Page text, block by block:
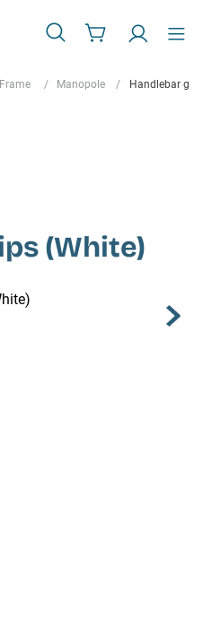
Frame Manopole Handlebar
(White)